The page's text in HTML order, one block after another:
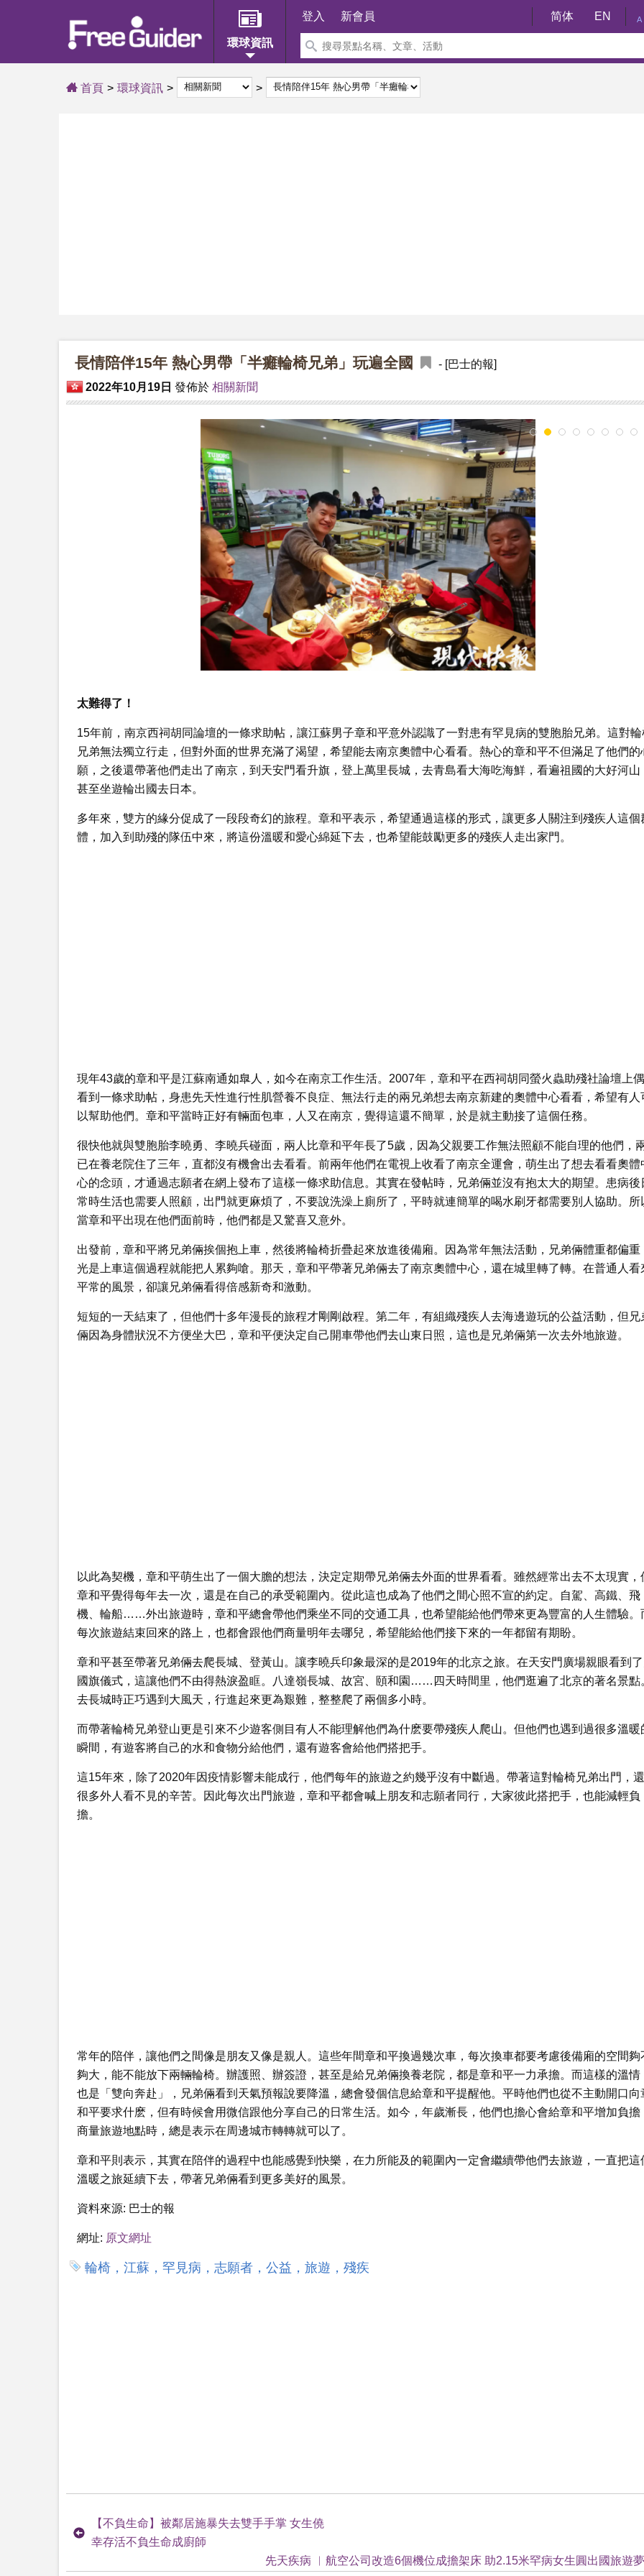
環球資訊
登入 新會員 简体 EN A
首頁 環球資訊
長情陪伴15年 熱心男帶「半癱輪椅兄弟」玩遍全國
- [巴士的報]
2022年10月19日 發佈於 相關新聞
1 2 3 4 5 6 7 8
太難得了！
15年前，南京西祠胡同論壇的一條求助帖，讓江蘇男子章和平意外認識了一對患有罕見病的雙胞胎兄弟。這對輪
兄弟無法獨立行走，但對外面的世界充滿了渴望，希望能去南京奧體中心看看。熱心的章和平不但滿足了他們的
願，之後還帶著他們走出了南京，到天安門看升旗，登上萬里長城，去青島看大海吃海鮮，看遍祖國的大好河山
甚至坐遊輪出國去日本。
多年來，雙方的緣分促成了一段段奇幻的旅程。章和平表示，希望通過這樣的形式，讓更多人關注到殘疾人這個
體，加入到助殘的隊伍中來，將這份溫暖和愛心綿延下去，也希望能鼓勵更多的殘疾人走出家門。
現年43歲的章和平是江蘇南通如臯人，如今在南京工作生活。2007年，章和平在西祠胡同螢火蟲助殘社論壇上
看到一條求助帖，身患先天性進行性肌營養不良症、無法行走的兩兄弟想去南京新建的奧體中心看看，希望有人
以幫助他們。章和平當時正好有輛面包車，人又在南京，覺得這還不簡單，於是就主動接了這個任務。
很快他就與雙胞胎李曉勇、李曉兵碰面，兩人比章和平年長了5歲，因為父親要工作無法照顧不能自理的他們，
已在養老院住了三年，直都沒有機會出去看看。前兩年他們在電視上收看了南京全運會，萌生出了想去看看奧體
心的念頭，才通過志願者在網上發布了這樣一條求助信息。其實在發帖時，兄弟倆並沒有抱太大的期望。患病後
常時生活也需要人照顧，出門就更麻煩了，不要說洗澡上廁所了，平時就連簡單的喝水刷牙都需要別人協助。所
當章和平出現在他們面前時，他們都是又驚喜又意外。
出發前，章和平將兄弟倆挨個抱上車，然後將輪椅折疊起來放進後備廂。因為常年無法活動，兄弟倆體重都偏重
光是上車這個過程就能把人累夠嗆。那天，章和平帶著兄弟倆去了南京奧體中心，還在城里轉了轉。在普通人看
平常的風景，卻讓兄弟倆看得倍感新奇和激動。
短短的一天結束了，但他們十多年漫長的旅程才剛剛啟程。第二年，有組織殘疾人去海邊遊玩的公益活動，但兄
倆因為身體狀況不方便坐大巴，章和平便決定自己開車帶他們去山東日照，這也是兄弟倆第一次去外地旅遊。
以此為契機，章和平萌生出了一個大膽的想法，決定定期帶兄弟倆去外面的世界看看。雖然經常出去不太現實，
章和平覺得每年去一次，還是在自己的承受範圍內。從此這也成為了他們之間心照不宣的約定。自駕、高鐵、飛
機、輪船……外出旅遊時，章和平總會帶他們乘坐不同的交通工具，也希望能給他們帶來更為豐富的人生體驗。
每次旅遊結束回來的路上，也都會跟他們商量明年去哪兒，希望能給他們接下來的一年都留有期盼。
章和平甚至帶著兄弟倆去爬長城、登黃山。讓李曉兵印象最深的是2019年的北京之旅。在天安門廣場親眼看到
國旗儀式，這讓他們不由得熱淚盈眶。八達嶺長城、故宮、頤和園……四天時間里，他們逛遍了北京的著名景點
去長城時正巧遇到大風天，行進起來更為艱難，整整爬了兩個多小時。
而帶著輪椅兄弟登山更是引來不少遊客側目有人不能理解他們為什麽要帶殘疾人爬山。但他們也遇到過很多溫暖
瞬間，有遊客將自己的水和食物分給他們，還有遊客會給他們搭把手。
這15年來，除了2020年因疫情影響未能成行，他們每年的旅遊之約幾乎沒有中斷過。帶著這對輪椅兄弟出門，
很多外人看不見的辛苦。因此每次出門旅遊，章和平都會喊上朋友和志願者同行，大家彼此搭把手，也能減輕負
擔。
常年的陪伴，讓他們之間像是朋友又像是親人。這些年間章和平換過幾次車，每次換車都要考慮後備廂的空間夠
夠大，能不能放下兩輛輪椅。辦護照、辦簽證，甚至是給兄弟倆換養老院，都是章和平一力承擔。而這樣的溫情
也是「雙向奔赴」，兄弟倆看到天氣預報說要降溫，總會發個信息給章和平提醒他。平時他們也從不主動開口向
和平要求什麽，但有時候會用微信跟他分享自己的日常生活。如今，年歲漸長，他們也擔心會給章和平增加負擔
商量旅遊地點時，總是表示在周邊城市轉轉就可以了。
章和平則表示，其實在陪伴的過程中也能感覺到快樂，在力所能及的範圍內一定會繼續帶他們去旅遊，一直把這
溫暖之旅延續下去，帶著兄弟倆看到更多美好的風景。
資料來源: 巴士的報
網址: 原文網址
輪椅，江蘇，罕見病，志願者，公益，旅遊，殘疾
【不負生命】被鄰居施暴失去雙手手掌 女生僥
幸存活不負生命成廚師
先天疾病 ︳航空公司改造6個機位成擔架床 助2.15米罕病女生圓出國旅遊夢